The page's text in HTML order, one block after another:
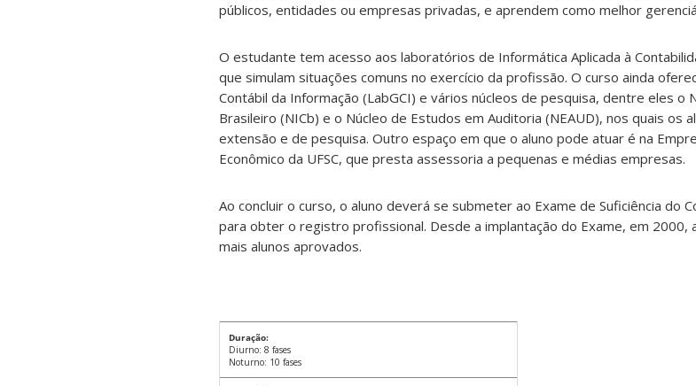
públicos, entidades ou empresas privadas, e aprendem como melhor
O estudante tem acesso aos laboratórios de Informática Aplicada à
que simulam situações comuns no exercício da profissão. O curso ainda
Contábil da Informação (LabGCI) e vários núcleos de pesquisa, dentre eles o
Brasileiro (NICb) e o Núcleo de Estudos em Auditoria (NEAUD), nos quais os
extensão e de pesquisa. Outro espaço em que o aluno pode atuar é na
Econômico da UFSC, que presta assessoria a pequenas e médias empresas.
Ao concluir o curso, o aluno deverá se submeter ao Exame de Suficiência do
para obter o registro profissional. Desde a implantação do Exame, em 2000,
mais alunos aprovados.
Duração:
Diurno: 8 fases
Noturno: 10 fases